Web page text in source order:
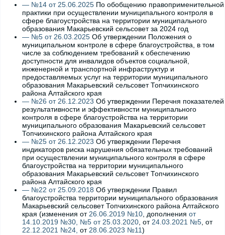
— №14 от 25.06.2025 По обобщению правоприменительной
практики при осуществлении муниципального контроля в
сфере благоустройства на территории муниципального
образования Макарьевский сельсовет за 2024 год
— №5 от 26.03.2025 Об утверждении Положения о
муниципальном контроле в сфере благоустройства, в том
числе за соблюдением требований к обеспечению
доступности для инвалидов объектов социальной,
инженерной и транспортной инфраструктур и
предоставляемых услуг на территории муниципального
образования Макарьевский сельсовет Топчихинского
района Алтайского края
— №26 от 26.12.2023 Об утверждении Перечня показателей
результативности и эффективности муниципального
контроля в сфере благоустройства на территории
муниципального образования Макарьевский сельсовет
Топчихинского района Алтайского края
— №25 от 26.12.2023 Об утверждении Перечня
индикаторов риска нарушения обязательных требований
при осуществлении муниципального контроля в сфере
благоустройства на территории муниципального
образования Макарьевский сельсовет Топчихинского
района Алтайского края
— №22 от 25.09.2018 Об утверждении Правил
благоустройства территории муниципального образования
Макарьевский сельсовет Топчихинского района Алтайского
края (изменения от 26.06.2019 №10 , дополнения от
14.10.2019 №30, №5 от 25.03.2020 , от 24.03.2021 №5 , от
22.12.2021 №24, от 28.06.2023 №11)